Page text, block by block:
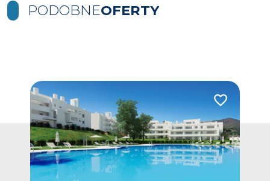
PODOBNEOFERTY
Dodaj do ulubionych Dodaj do